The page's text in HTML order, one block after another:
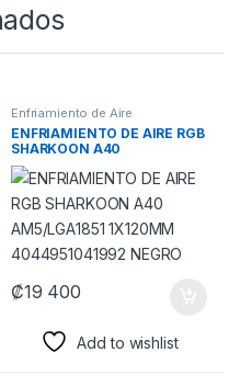
Enfriamiento de Aire
ENFRIAMIENTO DE AIRE RGB
SHARKOON A40
AM5/LGA1851 1X120MM
4044951041992 NEGRO
₡19 400
Add to wishlist